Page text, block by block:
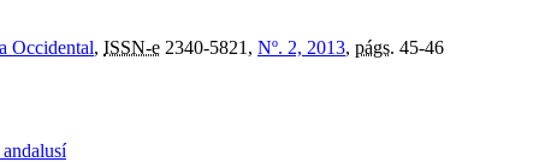
Occidental, ISSN-e 2340-5821, Nº. 2, 2013, págs. 45-46